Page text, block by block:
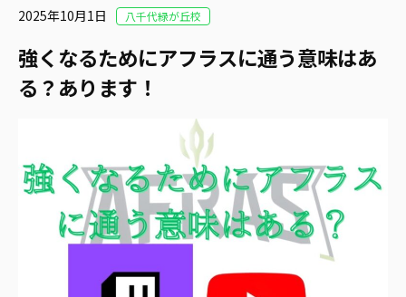
2025年10月1日 八千代緑が丘校
強くなるためにアフラスに通う意味はあ
る？あります！